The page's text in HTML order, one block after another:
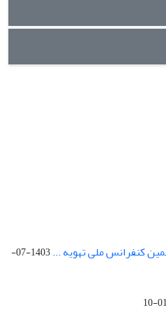
کنفرانس ملی تهویه ...
1403-07-